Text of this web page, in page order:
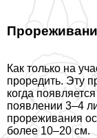
Как только на
проредить. Эту
когда
появлении 3–4
прореживания
более 10–20 см.